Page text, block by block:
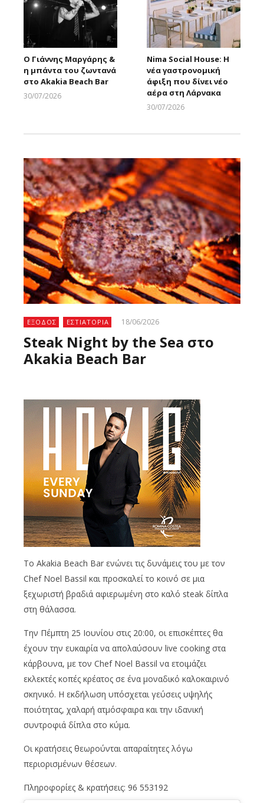
Ο Γιάννης Μαργάρης &
η μπάντα του ζωντανά
στο Akakia Beach Bar
30/07/2026
Nima Social House: Η
νέα γαστρονομική
άφιξη που δίνει νέο
αέρα στη Λάρνακα
30/07/2026
ΕΞΟΔΟΣ ΕΣΤΙΑΤΟΡΙΑ 18/06/2026
Steak Night by the Sea στο
Akakia Beach Bar
Το Akakia Beach Bar ενώνει τις δυνάμεις του με τον
Chef Noel Bassil και προσκαλεί το κοινό σε μια
ξεχωριστή βραδιά αφιερωμένη στο καλό steak δίπλα
στη θάλασσα.
Την Πέμπτη 25 Ιουνίου στις 20:00, οι επισκέπτες θα
έχουν την ευκαιρία να απολαύσουν live cooking στα
κάρβουνα, με τον Chef Noel Bassil να ετοιμάζει
εκλεκτές κοπές κρέατος σε ένα μοναδικό καλοκαιρινό
σκηνικό. Η εκδήλωση υπόσχεται γεύσεις υψηλής
ποιότητας, χαλαρή ατμόσφαιρα και την ιδανική
συντροφιά δίπλα στο κύμα.
Οι κρατήσεις θεωρούνται απαραίτητες λόγω
περιορισμένων θέσεων.
Πληροφορίες & κρατήσεις: 96 553192